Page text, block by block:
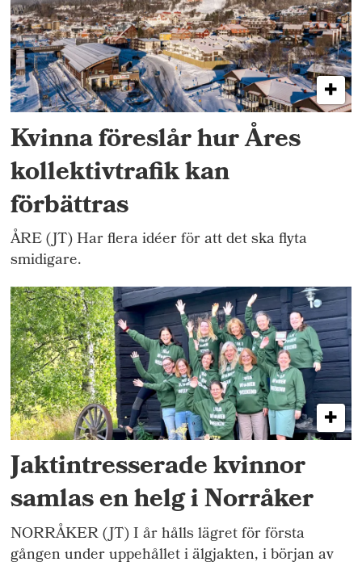
Kvinna föreslår hur Åres
kollektivtrafik kan
förbättras
ÅRE (JT) Har flera idéer för att det ska flyta
smidigare.
Jaktintresserade kvinnor
samlas en helg i Norråker
NORRÅKER (JT) I år hålls lägret för första
gången under uppehållet i älgjakten, i början av